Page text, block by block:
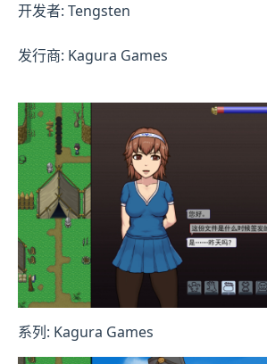
开发者: Tengsten
发行商: Kagura Games
系列: Kagura Games